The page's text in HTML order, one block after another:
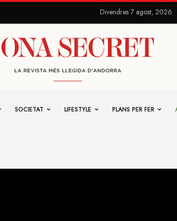
Divendres 7 agost, 2026
SOCIETAT LIFESTYLE PLANS PER FER